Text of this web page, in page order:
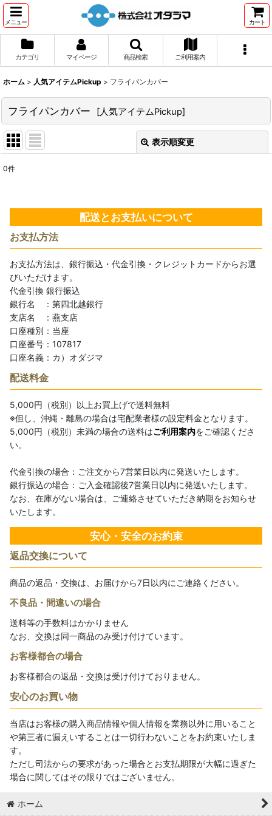
メニュー カート
カテゴリ マイページ 商品検索 ご利用案内
ホーム > 人気アイテムPickup > フライパンカバー
フライパンカバー [人気アイテムPickup]
表示順変更
並び順:
0件
配送とお支払いについて
お支払方法
お支払方法は、銀行振込・代金引換・クレジットカードからお選
びいただけます。
代金引換 銀行振込
銀行名 ：第四北越銀行
支店名 ：燕支店
口座種別：当座
口座番号：107817
口座名義：カ）オダジマ
配送料金
5,000円（税別）以上お買上げで送料無料
※但し、沖縄・離島の場合は宅配業者様の設定料金となります。
5,000円（税別）未満の場合の送料はご利用案内をご確認くださ
い。
代金引換の場合：ご注文から7営業日以内に発送いたします。
銀行振込の場合：ご入金確認後7営業日以内に発送いたします。
なお、在庫がない場合は、ご連絡させていただき納期をお知らせ
いたします。
安心・安全のお約束
返品交換について
商品の返品・交換は、お届けから7日以内にご連絡ください。
不良品・間違いの場合
送料等の手数料はかかりません
なお、交換は同一商品のみ受け付けています。
お客様都合の場合
お客様都合の返品・交換は受け付けておりません。
安心のお買い物
当店はお客様の購入商品情報や個人情報を業務以外に用いること
や第三者に漏えいすることは一切行わないことをお約束いたしま
す。
ただし司法からの要求があった場合とお支払期限が大幅に過ぎた
場合に関してはその限りではございません。
ホーム